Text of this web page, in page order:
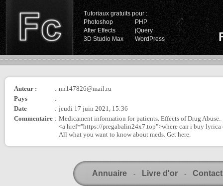
Tutoriaux gratuits pour :
Photoshop
PHP
After Effects
jQuery
3D Studio Max
WordPress
Auteur : : nn147826@mail.ru
Pays
:
Date
: jeudi 17 juin 2021, 15:36
Commentaire : Medicament information for patients. Effects of Drug Abuse.
<a href="https://pregabalin24x7.top">where can i buy
All what you want to know about meds. Get here.
Annuaire - Livre d'or - Contact